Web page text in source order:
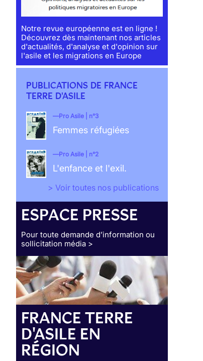
Notre revue européenne est en ligne !
Découvrez dès maintenant nos articles
d'actualités, d'analyse et d'opinion sur
l'asile et les migrations en Europe
PUBLICATIONS DE FRANCE
TERRE D'ASILE
Pro Asile | n°3
Femmes réfugiées
Pro Asile | n°2
L'enfance et l'exil.
> Voir toutes nos publications
ESPACE PRESSE
Pour toute demande d’information ou
sollicitation média >
FRANCE TERRE
D'ASILE EN
RÉGION